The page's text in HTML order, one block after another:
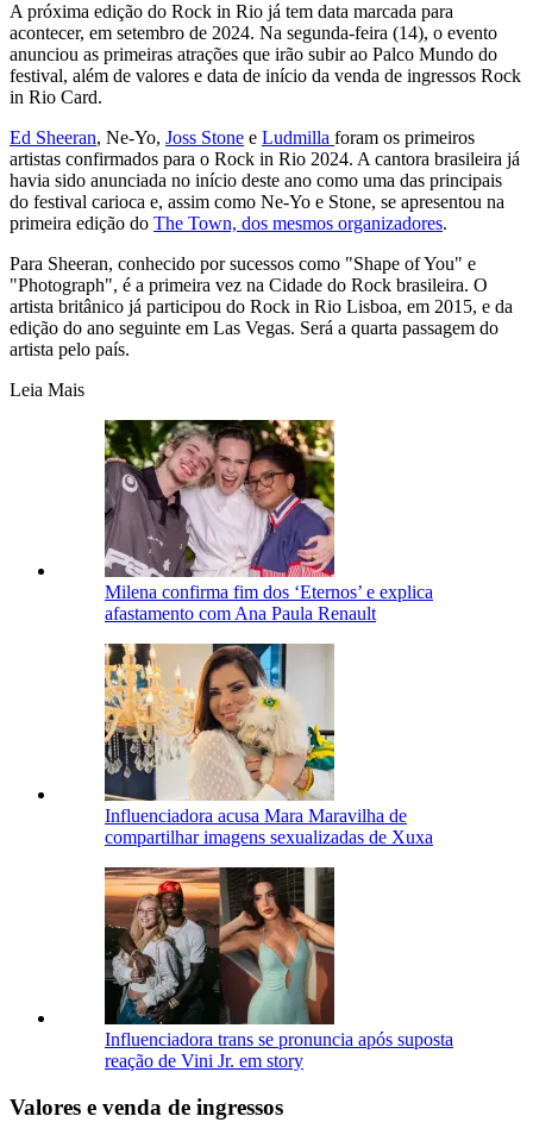
A próxima edição do Rock in Rio já tem data marcada para
acontecer, em setembro de 2024. Na segunda-feira (14), o evento
anunciou as primeiras atrações que irão subir ao Palco Mundo do
festival, além de valores e data de início da venda de ingressos Rock
in Rio Card.
Ed Sheeran, Ne-Yo, Joss Stone e Ludmilla foram os primeiros
artistas confirmados para o Rock in Rio 2024. A cantora brasileira já
havia sido anunciada no início deste ano como uma das principais
do festival carioca e, assim como Ne-Yo e Stone, se apresentou na
primeira edição do The Town, dos mesmos organizadores.
Para Sheeran, conhecido por sucessos como "Shape of You" e
"Photograph", é a primeira vez na Cidade do Rock brasileira. O
artista britânico já participou do Rock in Rio Lisboa, em 2015, e da
edição do ano seguinte em Las Vegas. Será a quarta passagem do
artista pelo país.
Leia Mais
Milena confirma fim dos ‘Eternos’ e explica
afastamento com Ana Paula Renault
Influenciadora acusa Mara Maravilha de
compartilhar imagens sexualizadas de Xuxa
Influenciadora trans se pronuncia após suposta
reação de Vini Jr. em story
Valores e venda de ingressos